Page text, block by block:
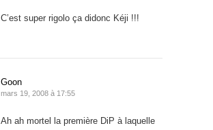
C’est super rigolo ça didonc Kéji !!!
Goon
mars 19, 2008 à 17:55
Ah ah mortel la première DiP à laquelle